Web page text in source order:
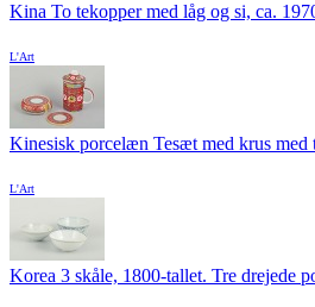
Kina To tekopper med låg og si, ca.
L'Art
Kinesisk porcelæn Tesæt med krus med
L'Art
Korea 3 skåle, 1800-tallet. Tre drejede